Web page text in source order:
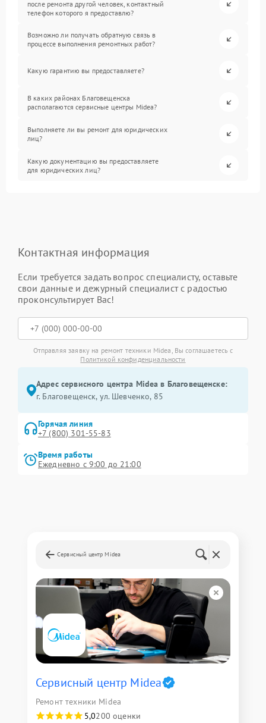
после ремонта другой человек, контактный
телефон которого я предоставлю?
Возможно ли получать обратную связь в
процессе выполнения ремонтных работ?
Какую гарантию вы предоставляете?
В каких районах Благовещенска
располагаются сервисные центры Midea?
Выполняете ли вы ремонт для юридических
лиц?
Какую документацию вы предоставляете
для юридических лиц?
Контактная информация
Если требуется задать вопрос специалисту, оставьте
свои данные и дежурный специалист с радостью
проконсультирует Вас!
Отправляя заявку на ремонт техники Midea, Вы соглашаетесь с
Политикой конфиденциальности
Адрес сервисного центра Midea в Благовещенске:
г. Благовещенск, ул. Шевченко, 85
Горячая линия
+7 (800) 301-55-83
Время работы
Ежедневно с 9:00 до 21:00
Сервисный центр Midea
Сервисный центр Midea
Ремонт техники Midea
5,0200 оценки